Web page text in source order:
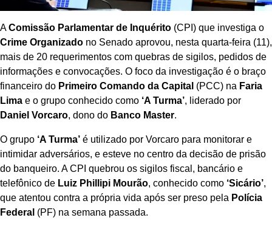
AComissão Parlamentar de Inquérito (CPI) que investiga o
Crime Organizado no Senado aprovou, nesta quarta-feira (11),
mais de 20 requerimentos com quebras de sigilos, pedidos de
informações e convocações. O foco da investigação é o braço
financeiro do Primeiro Comando da Capital (PCC) na Faria
Lima e o grupo conhecido como ‘A Turma’, liderado por
Daniel Vorcaro, dono do Banco Master.
O grupo ‘A Turma’ é utilizado por Vorcaro para monitorar e
intimidar adversários, e esteve no centro da decisão de prisão
do banqueiro. A CPI quebrou os sigilos fiscal, bancário e
telefônico de Luiz Phillipi Mourão, conhecido como ‘Sicário’,
que atentou contra a própria vida após ser preso pela Polícia
Federal (PF) na semana passada.